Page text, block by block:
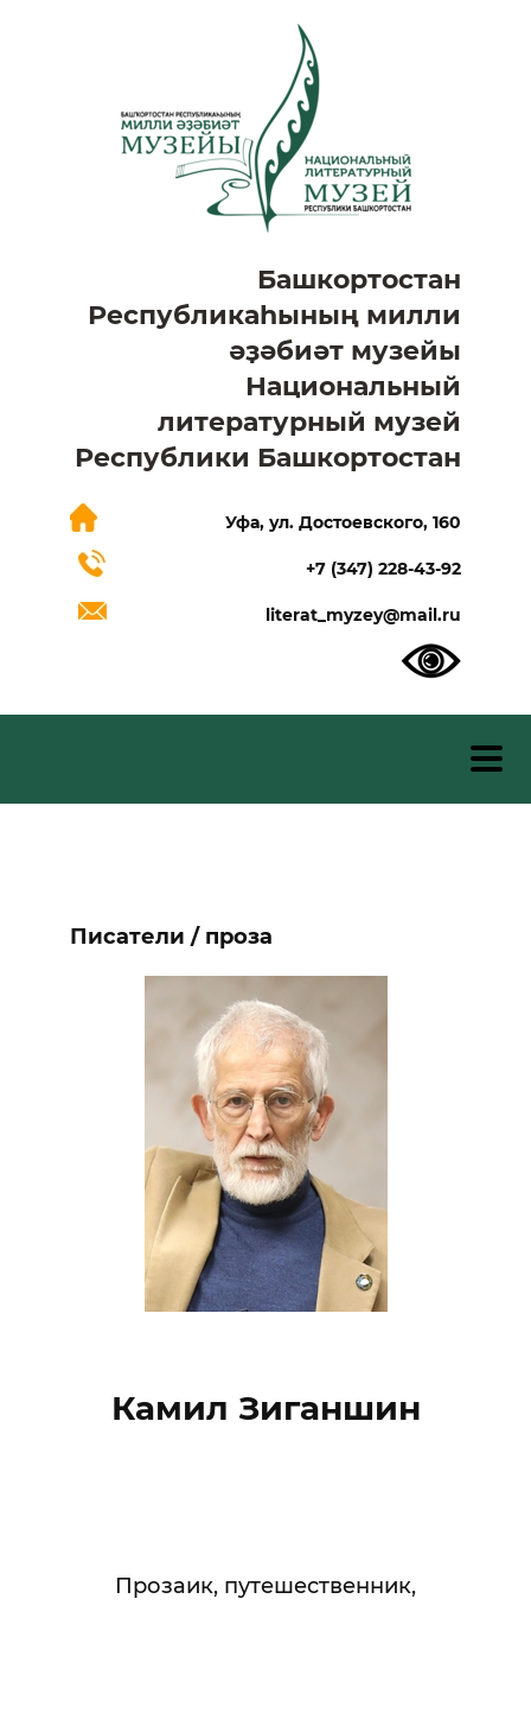
Башкортостан
Республикаһының милли
әҙәбиәт музейы
Национальный
литературный музей
Республики Башкортостан
Уфа, ул. Достоевского, 160
+7 (347) 228-43-92
literat_myzey@mail.ru
Писатели / проза
Камил Зиганшин
Прозаик, путешественник,